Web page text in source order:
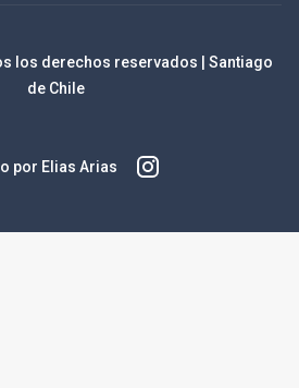
los derechos reservados | Santiago
de Chile
por Elias Arias